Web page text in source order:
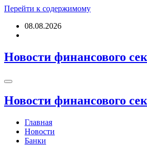
Перейти к содержимому
08.08.2026
Новости финансового
Новости финансового
Главная
Новости
Банки